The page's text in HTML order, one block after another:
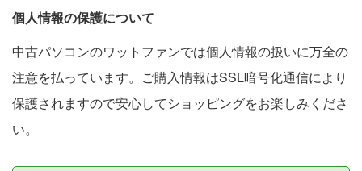
個人情報の保護について
中古パソコンのワットファンでは個人情報の扱いに万全の
注意を払っています。ご購入情報はSSL暗号化通信により
保護されますので安心してショッピングをお楽しみくださ
い。